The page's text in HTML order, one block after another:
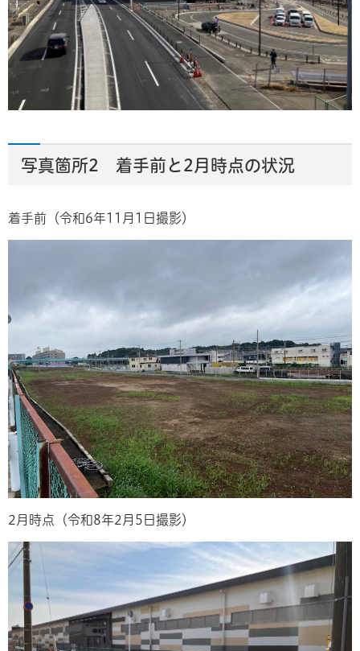
写真箇所2 着手前と2月時点の状況
着手前（令和6年11月1日撮影）
2月時点（令和8年2月5日撮影）